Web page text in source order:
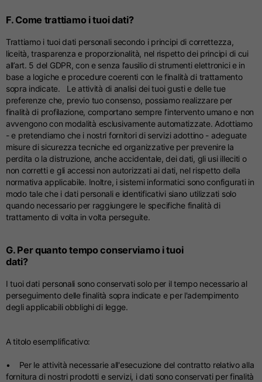
F. Come trattiamo i tuoi dati?
Trattiamo i tuoi dati personali secondo i principi di correttezza,
liceità, trasparenza e proporzionalità, nel rispetto dei principi di cui
all’art. 5 del GDPR, con e senza l’ausilio di strumenti elettronici e in
base a logiche e procedure coerenti con le finalità di trattamento
sopra indicate. Le attività di analisi dei tuoi gusti e delle tue
preferenze che, previo tuo consenso, possiamo realizzare per
finalità di profilazione, comportano sempre l’intervento umano e non
avvengono con modalità esclusivamente automatizzate. Adottiamo
- e pretendiamo che i nostri fornitori di servizi adottino - adeguate
misure di sicurezza tecniche ed organizzative per prevenire la
perdita o la distruzione, anche accidentale, dei dati, gli usi illeciti o
non corretti e gli accessi non autorizzati ai dati, nel rispetto della
normativa applicabile. Inoltre, i sistemi informatici sono configurati in
modo tale che i dati personali e identificativi siano utilizzati solo
quando necessario per raggiungere le specifiche finalità di
trattamento di volta in volta perseguite.
G. Per quanto tempo conserviamo i tuoi
dati?
I tuoi dati personali sono conservati solo per il tempo necessario al
perseguimento delle finalità sopra indicate e per l'adempimento
degli applicabili obblighi di legge.
A titolo esemplificativo:
• Per le attività necessarie all'esecuzione del contratto relativo alla
fornitura di nostri prodotti e servizi, i dati sono conservati per finalità